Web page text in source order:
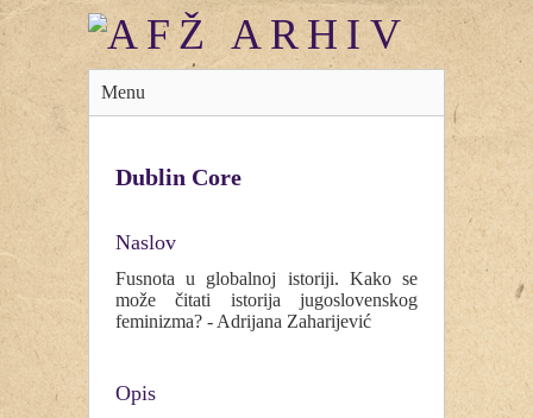
Menu
Dublin Core
Naslov
Fusnota u globalnoj istoriji. Kako se
može čitati istorija jugoslovenskog
feminizma? - Adrijana Zaharijević
Opis